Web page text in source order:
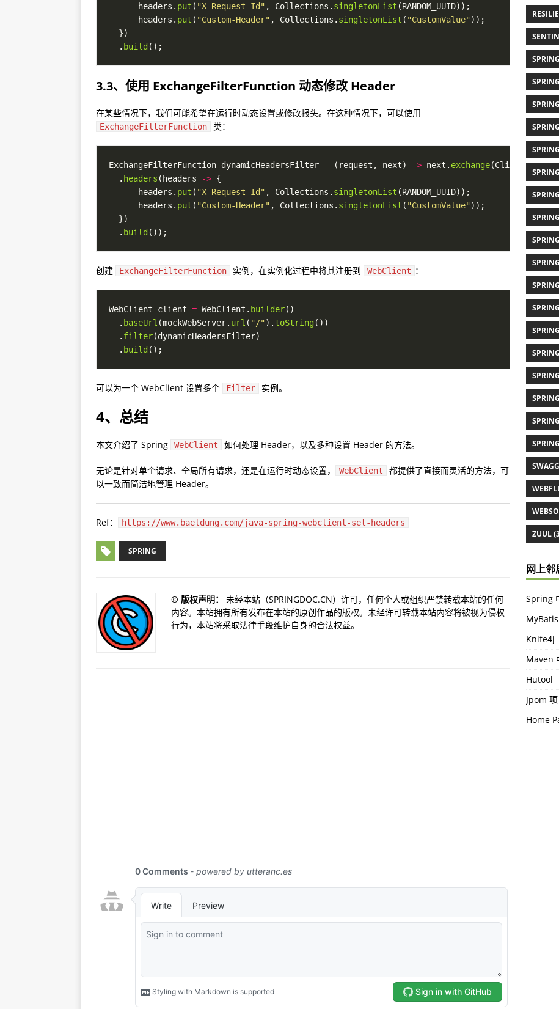
      headers.
put ( "X-Request-Id" , Collections. singletonList
      headers.
put ( "Custom-Header" , Collections. singletonList ( "CustomValue"
  .
build
3.3、使用 ExchangeFilterFunction 动态修改 Header
在某些情况下，我们可能希望在运行时动态设置或修改报头。在这种情况下，可以使用
ExchangeFilterFunction 类：
ExchangeFilterFunction dynamicHeadersFilter = (request, next) -> next. exchange
  .
headers (headers ->
      headers.
put ( "X-Request-Id" , Collections. singletonList
      headers.
put ( "Custom-Header" , Collections. singletonList ( "CustomValue"
  .
build
创建 ExchangeFilterFunction 实例，在实例化过程中将其注册到 WebClient ：
WebClient client = WebClient. builder
  .
baseUrl (mockWebServer. url ( "/"). toString
  .
filter
  .
build
可以为一个 WebClient 设置多个 Filter 实例。
4、总结
本文介绍了 Spring WebClient 如何处理 Header，以及多种设置 Header 的方法。
无论是针对单个请求、全局所有请求，还是在运行时动态设置， WebClient
都提供了直接而灵活的方法，可
以一致而简洁地管理 Header。
Ref： https://www.baeldung.com/java-spring-webclient-set-headers
SPRING
©️ 版权声明：
未经本站（SPRINGDOC.CN）许可，任何个人或组织严禁转载本站的任何
内容。本站拥有所有发布在本站的原创作品的版权。未经许可转载本站内容将被视为侵权
行为，本站将采取法律手段维护自身的合法权益。
ZUUL
网上邻
Spring
Knife4j
Maven
Hutool
Jpom
Home